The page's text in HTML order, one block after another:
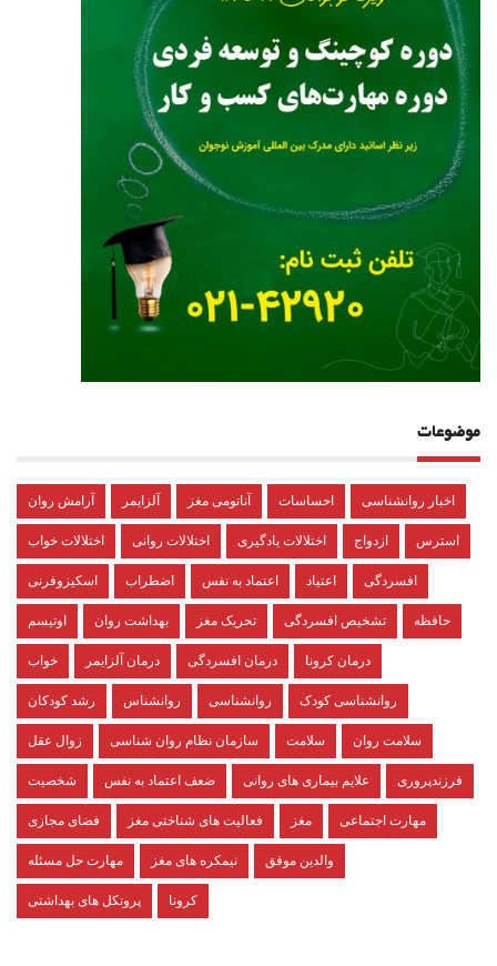
موضوعات
آرامش روان آلزایمر آناتومی مغز احساسات اخبار روانشناسی
اختلالات خواب اختلالات روانی اختلالات یادگیری ازدواج استرس
اسکیزوفرنی اضطراب اعتماد به نفس اعتیاد افسردگی
اوتیسم بهداشت روان تحریک مغز تشخیص افسردگی حافظه
خواب درمان آلزایمر درمان افسردگی درمان کرونا
رشد کودکان روانشناس روانشناسی روانشناسی کودک
زوال عقل سازمان نظام روان شناسی سلامت سلامت روان
شخصیت ضعف اعتماد به نفس علایم بیماری های روانی فرزندپروری
فضای مجازی فعالیت های شناختی مغز مغز مهارت اجتماعی
مهارت حل مسئله نیمکره های مغز والدین موفق
پروتکل های بهداشتی کرونا